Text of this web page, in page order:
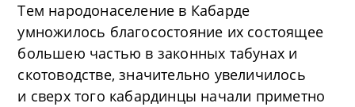
Тем народонаселение в Кабарде
умножилось благосостояние их состоящее
большею частью в законных табунах и
скотоводстве, значительно увеличилось
и сверх того кабардинцы начали приметно